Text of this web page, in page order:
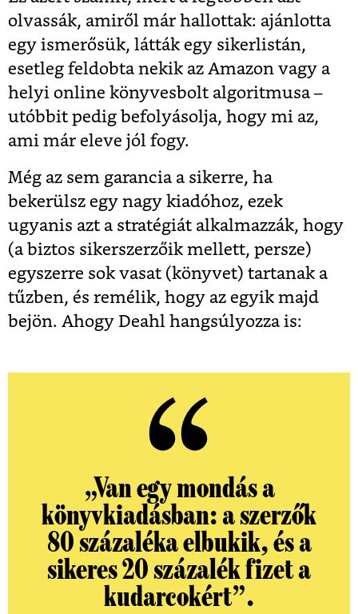
olvassák, amiről már hallottak: ajánlotta
egy ismerősük, látták egy sikerlistán,
esetleg feldobta nekik az Amazon vagy a
helyi online könyvesbolt algoritmusa –
utóbbit pedig befolyásolja, hogy mi az,
ami már eleve jól fogy.
Még az sem garancia a sikerre, ha
bekerülsz egy nagy kiadóhoz, ezek
ugyanis azt a stratégiát alkalmazzák, hogy
(a biztos sikerszerzőik mellett, persze)
egyszerre sok vasat (könyvet) tartanak a
tűzben, és remélik, hogy az egyik majd
bejön. Ahogy Deahl hangsúlyozza is:
„Van egy mondás a
könyvkiadásban: a szerzők
80 százaléka elbukik, és a
sikeres 20 százalék fizet a
kudarcokért”.